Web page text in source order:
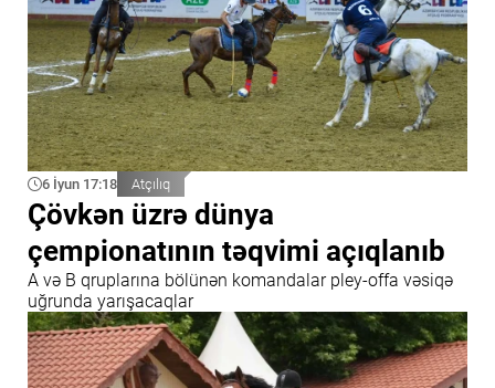
6 İyun 17:18 Atçılıq
Çövkən üzrə dünya
çempionatının təqvimi açıqlanıb
A və B qruplarına bölünən komandalar pley-offa vəsiqə
uğrunda yarışacaqlar